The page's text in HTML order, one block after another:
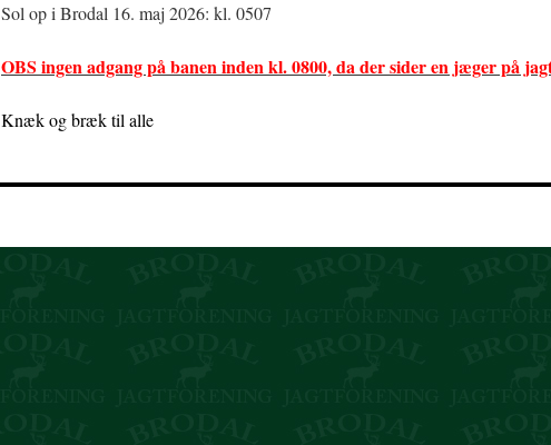
Sol op i Brodal 16. maj 2026: kl. 0507
OBS ingen adgang på banen inden kl. 0800, da der sider en jæger på
Knæk og bræk til alle